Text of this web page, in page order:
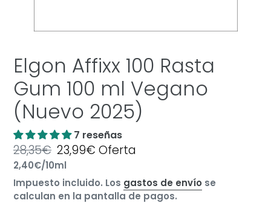
Elgon Affixx 100 Rasta
Gum 100 ml Vegano
(Nuevo 2025)
7 reseñas
Precio
habitual
28,35€ Precio
de
oferta
23,99€Oferta
Precio
unitario
2,40€/por
10ml
Impuesto incluido. Los gastos de envío se
calculan en la pantalla de pagos.